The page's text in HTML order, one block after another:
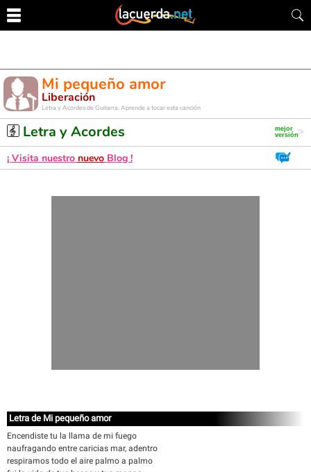
Mi pequeño amor
Liberación
Letra y Acordes de Guitarra. Aprende a tocar esta canción
Letra y Acordes
¡ Visita nuestro nuevo Blog !
Letra de Mi pequeño amor
Encendiste tu la llama de mi fuego
naufragando entre caricias mar, adentro
respiramos todo el aire palmo a palmo